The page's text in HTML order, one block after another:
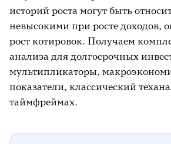
историй роста могут быть
невысокими при росте доходов,
рост котировок. Получаем
анализа для долгосрочных
мультипликаторы,
показатели, классический
таймфреймах.